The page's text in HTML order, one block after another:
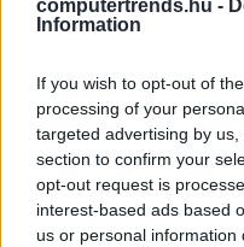
computertrends.hu -
Information
If you wish to opt-out of
processing of your
targeted advertising by
section to confirm your
opt-out request is
interest-based ads based
us or personal
reményében. Itt is,
egy adott méret felett,
módszertanon
célokat, ezért
életciklust lefedő
befogadni a
amilyenek a